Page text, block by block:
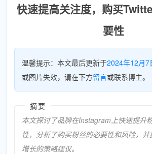
快速提高关注度，购买
要性
温馨提示：本文最后更新于2024年12月7
或图片失效，请在下方留言或联系博主。
摘要
本文探讨了品牌在Instagram上快速提升
性，分析了购买粉丝的必要性和风险，
增长的策略建议。